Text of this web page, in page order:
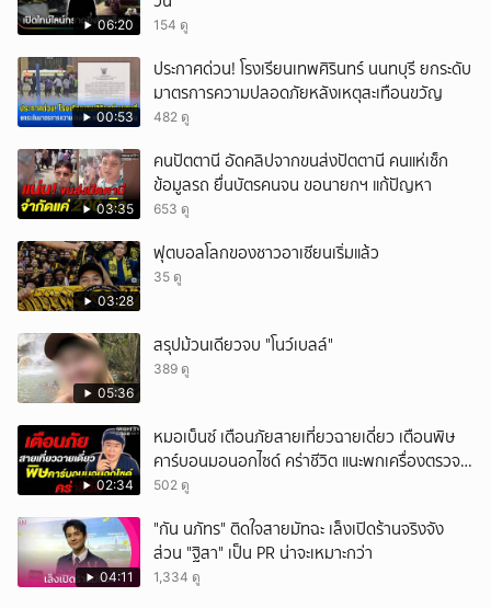
06:20 154 ดู
00:53
ประกาศด่วน! โรงเรียนเทพศิรินทร์ นนทบุรี ยกระดับ
มาตรการความปลอดภัยหลังเหตุสะเทือนขวัญ
482 ดู
03:35
คนปัตตานี อัดคลิปจากขนส่งปัตตานี คนแห่เช็ก
ข้อมูลรถ ยื่นบัตรคนจน ขอนายกฯ แก้ปัญหา
653 ดู
03:28
ฟุตบอลโลกของชาวอาเซียนเริ่มแล้ว
35 ดู
05:36
สรุปม้วนเดียวจบ "โนว์เบลล์"
389 ดู
02:34
หมอเบ็นซ์ เตือนภัยสายเที่ยวฉายเดี่ยว เตือนพิษ
คาร์บอนมอนอกไซด์ คร่าชีวิต แนะพกเครื่องตรวจ
วัดติดตัว
502 ดู
04:11
"กัน นภัทร" ติดใจสายมัทฉะ เล็งเปิดร้านจริงจัง
ส่วน "ฐิสา" เป็น PR น่าจะเหมาะกว่า
1,334 ดู